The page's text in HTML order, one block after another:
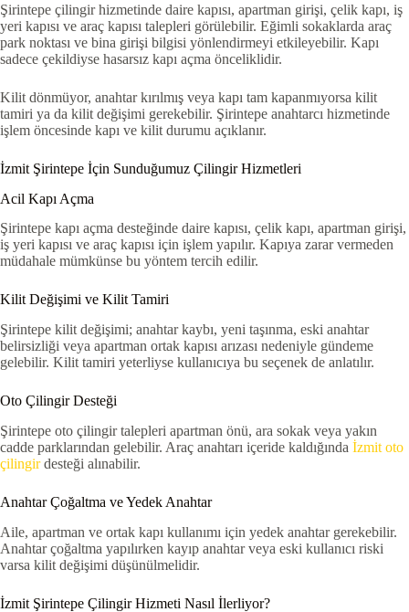
Şirintepe çilingir hizmetinde daire kapısı, apartman girişi, çelik kapı, iş
yeri kapısı ve araç kapısı talepleri görülebilir. Eğimli sokaklarda araç
park noktası ve bina girişi bilgisi yönlendirmeyi etkileyebilir. Kapı
sadece çekildiyse hasarsız kapı açma önceliklidir.
Kilit dönmüyor, anahtar kırılmış veya kapı tam kapanmıyorsa kilit
tamiri ya da kilit değişimi gerekebilir. Şirintepe anahtarcı hizmetinde
işlem öncesinde kapı ve kilit durumu açıklanır.
İzmit Şirintepe İçin Sunduğumuz Çilingir Hizmetleri
Acil Kapı Açma
Şirintepe kapı açma desteğinde daire kapısı, çelik kapı, apartman girişi,
iş yeri kapısı ve araç kapısı için işlem yapılır. Kapıya zarar vermeden
müdahale mümkünse bu yöntem tercih edilir.
Kilit Değişimi ve Kilit Tamiri
Şirintepe kilit değişimi; anahtar kaybı, yeni taşınma, eski anahtar
belirsizliği veya apartman ortak kapısı arızası nedeniyle gündeme
gelebilir. Kilit tamiri yeterliyse kullanıcıya bu seçenek de anlatılır.
Oto Çilingir Desteği
Şirintepe oto çilingir talepleri apartman önü, ara sokak veya yakın
cadde parklarından gelebilir. Araç anahtarı içeride kaldığında İzmit oto
çilingirdesteği alınabilir.
Anahtar Çoğaltma ve Yedek Anahtar
Aile, apartman ve ortak kapı kullanımı için yedek anahtar gerekebilir.
Anahtar çoğaltma yapılırken kayıp anahtar veya eski kullanıcı riski
varsa kilit değişimi düşünülmelidir.
İzmit Şirintepe Çilingir Hizmeti Nasıl İlerliyor?